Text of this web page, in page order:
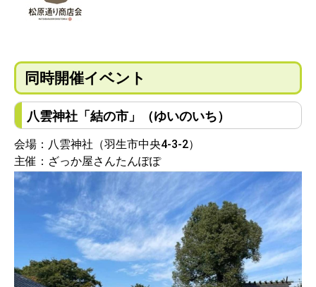
同時開催イベント
八雲神社「結の市」（ゆいのいち）
会場：八雲神社（羽生市中央4-3-2）
主催：ざっか屋さんたんぽぽ